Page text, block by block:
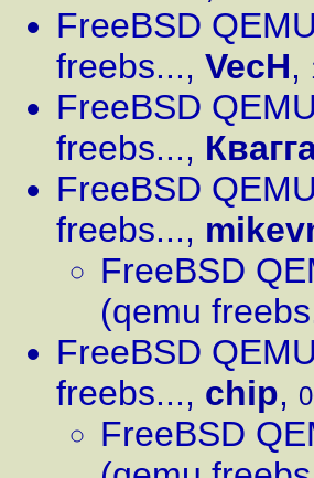
FreeBSD
freebs..., VecH,
FreeBSD
freebs...,
FreeBSD
freebs...,
FreeBSD
(qemu
FreeBSD
freebs..., chip,
FreeBSD